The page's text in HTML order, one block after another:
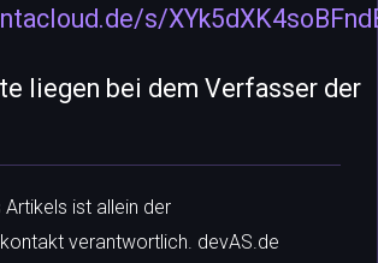
s/
liegen bei dem Verfasser der
ist allein der
verantwortlich. devAS.de